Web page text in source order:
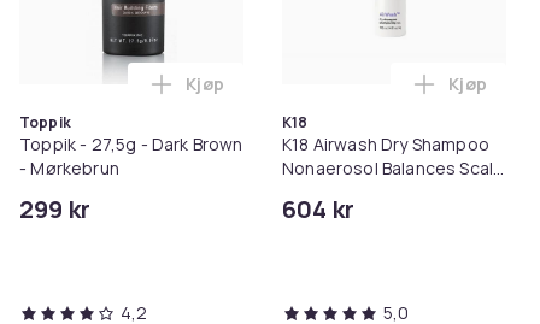
Toppik
Toppik - 27,5g - Dark Brown
- Mørkebrun
299 kr
Legg Toppik - 27,5g - Dark Brown -
Kjøp
4,2
K18
K18 Airwash Dry Shampoo
Nonaerosol Balances Scalp
604 kr
Legg K18
Kjøp
5,0